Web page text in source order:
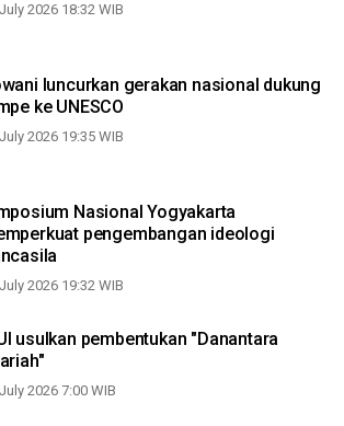
2026 18:32 WIB
luncurkan gerakan nasional dukung
ke UNESCO
2026 19:35 WIB
Nasional Yogyakarta
pengembangan ideologi
2026 19:32 WIB
usulkan pembentukan "Danantara
2026 7:00 WIB